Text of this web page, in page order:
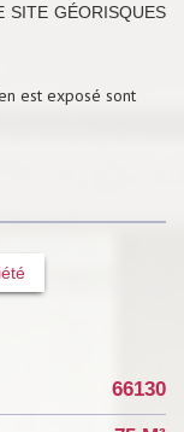
SITE GÉORISQUES
est exposé sont
66130